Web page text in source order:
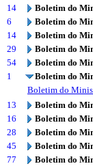
14
Boletim do
6
Boletim do
14
Boletim do
29
Boletim do
54
Boletim do
1
Boletim do
Boletim do
13
Boletim do
16
Boletim do
28
Boletim do
45
Boletim do
77
Boletim do